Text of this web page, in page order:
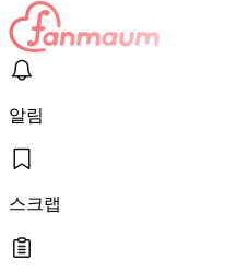
알림
스크랩